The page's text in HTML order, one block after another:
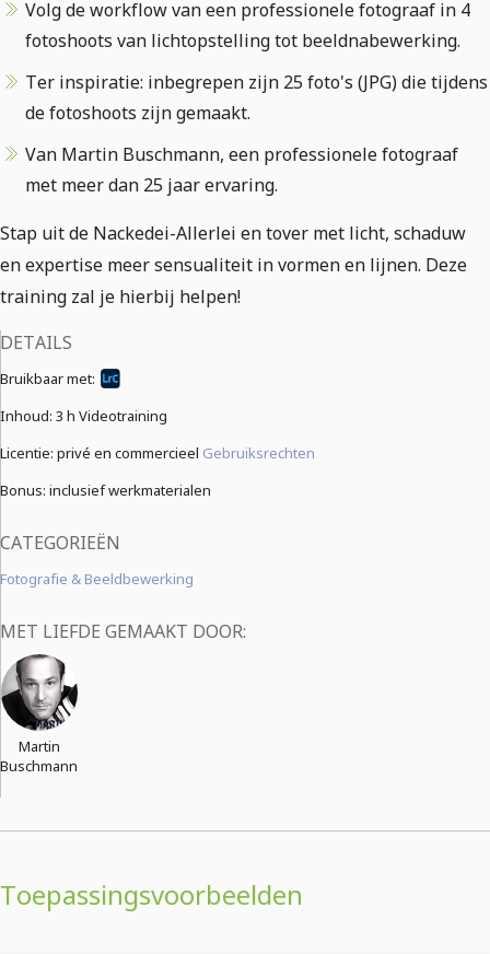
Volg de workflow van een professionele fotograaf in 4
fotoshoots van lichtopstelling tot beeldnabewerking.
Ter inspiratie: inbegrepen zijn 25 foto's (JPG) die tijdens
de fotoshoots zijn gemaakt.
Van Martin Buschmann, een professionele fotograaf
met meer dan 25 jaar ervaring.
Stap uit de Nackedei-Allerlei en tover met licht, schaduw
en expertise meer sensualiteit in vormen en lijnen. Deze
training zal je hierbij helpen!
DETAILS
Bruikbaar met:
Inhoud: 3 h Videotraining
Licentie: privé en commercieel Gebruiksrechten
Bonus: inclusief werkmaterialen
CATEGORIEËN
Fotografie & Beeldbewerking
MET LIEFDE GEMAAKT DOOR:
Martin
Buschmann
Toepassingsvoorbeelden